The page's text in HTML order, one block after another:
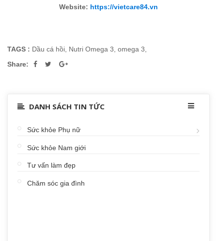
Website: https://vietcare84.vn
TAGS : Dầu cá hồi Nutri Omega 3 omega 3
Share:
DANH SÁCH TIN TỨC
Sức khỏe Phụ nữ
Sức khỏe Nam giới
Tư vấn làm đẹp
Chăm sóc gia đình